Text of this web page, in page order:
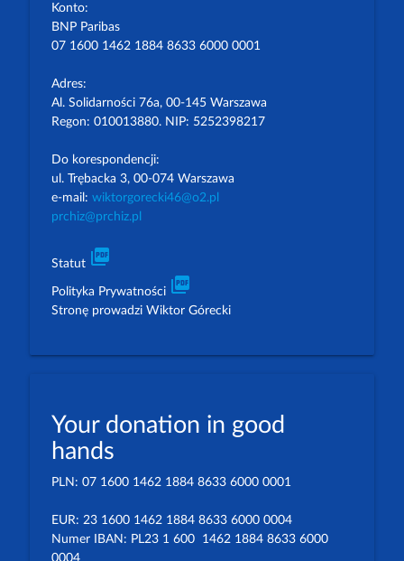
Konto:
BNP Paribas
07 1600 1462 1884 8633 6000 0001
Adres:
Al. Solidarności 76a, 00-145 Warszawa
Regon: 010013880. NIP: 5252398217
Do korespondencji:
ul. Trębacka 3, 00-074 Warszawa
e-mail: wiktorgorecki46@o2.pl
prchiz@prchiz.pl
Statut picture_as_pdf
Polityka Prywatności picture_as_pdf
Stronę prowadzi Wiktor Górecki
Your donation in good
hands
PLN: 07 1600 1462 1884 8633 6000 0001
EUR: 23 1600 1462 1884 8633 6000 0004
Numer IBAN: PL23 1 600 1462 1884 8633 6000